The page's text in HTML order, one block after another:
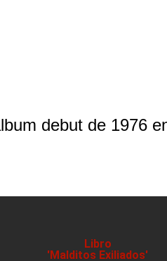
debut de 1976
Libro
'Malditos Exiliados'